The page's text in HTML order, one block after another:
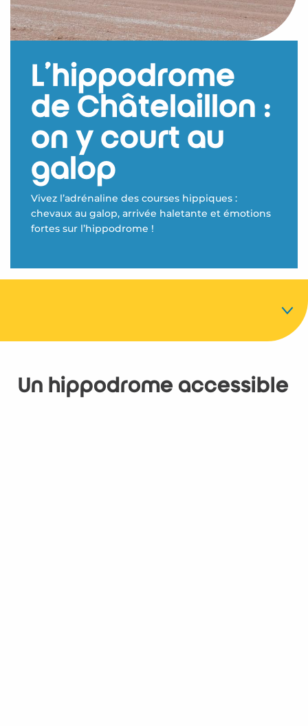
L’hippodrome
de Châtelaillon :
on y court au
galop
Vivez l’adrénaline des courses hippiques :
chevaux au galop, arrivée haletante et émotions
fortes sur l’hippodrome !
Son architecture
Un hippodrome accessible